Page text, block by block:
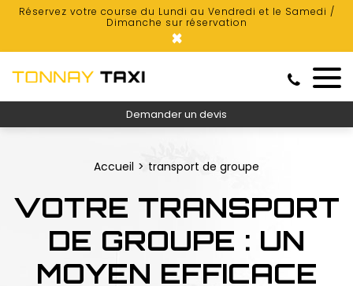
Réservez votre course du Lundi au Vendredi et le Samedi /
Dimanche sur réservation
×
Demander un devis
Accueil transport de groupe
VOTRE TRANSPORT
DE GROUPE : UN
MOYEN EFFICACE